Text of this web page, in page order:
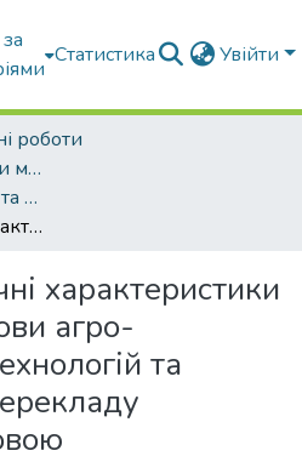
Статистика Увійти
роботи
Кваліфікаційні роботи магістрів
ОПП "Німецька мова та друга іноземна мова"
Лінгвостилістичні характеристики німецької субмови агро-транспортних технологій та особливості її перекладу українською мовою
характеристики
агро-
та